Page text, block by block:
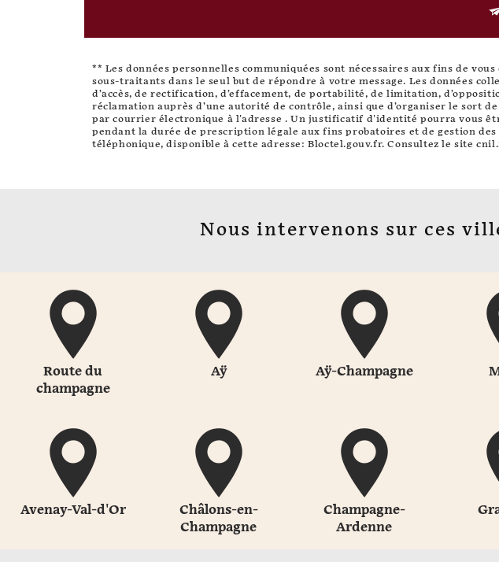
** Les données personnelles communiquées sont nécessaires aux fins de
sous-traitants dans le seul but de répondre à votre message. Les données
d’accès, de rectification, d’effacement, de portabilité, de limitation,
réclamation auprès d’une autorité de contrôle, ainsi que d’organiser le sort
par courrier électronique à l'adresse . Un justificatif d'identité pourra vous
pendant la durée de prescription légale aux fins probatoires et de gestion
téléphonique, disponible à cette adresse:Bloctel.gouv.fr. Consultez le site
Nous intervenons sur ces
Route du
champagne
Aÿ Aÿ-Champagne
Avenay-Val-d'Or
Châlons-en-
Champagne
Champagne-
Ardenne